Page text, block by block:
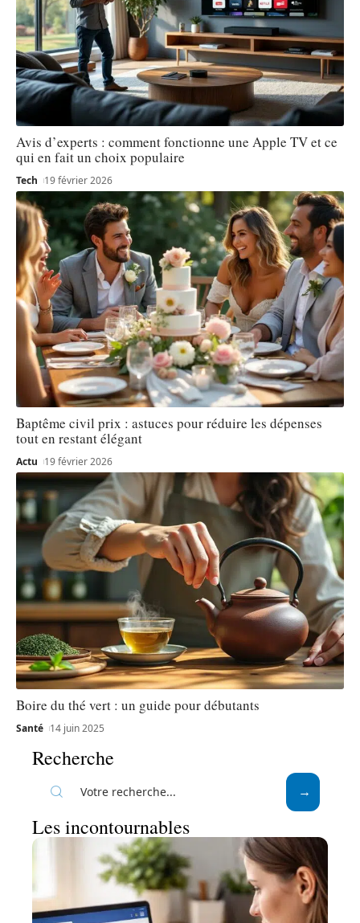
Avis d’experts : comment fonctionne une Apple TV et ce
qui en fait un choix populaire
Tech 19 février 2026
Baptême civil prix : astuces pour réduire les dépenses
tout en restant élégant
Actu 19 février 2026
Boire du thé vert : un guide pour débutants
Santé 14 juin 2025
Recherche
Les incontournables